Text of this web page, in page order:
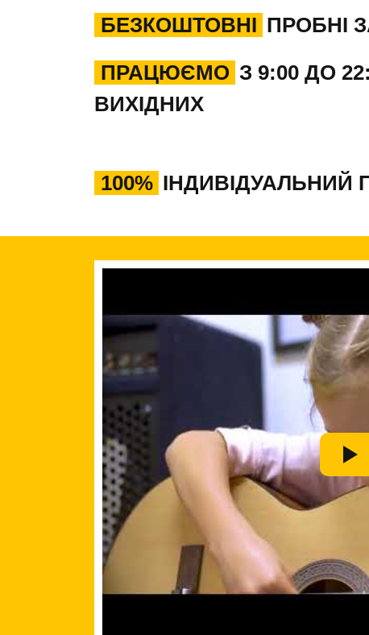
БЕЗКОШТОВНІ ПРОБНІ
ПРАЦЮЄМО З 9:00 ДО
ВИХІДНИХ
100% ІНДИВІДУАЛЬНИЙ